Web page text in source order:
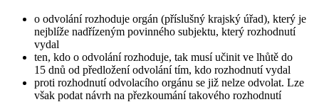
o odvolání rozhoduje orgán (příslušný krajský úřad), který je
nejblíže nadřízeným povinného subjektu, který rozhodnutí
vydal
ten, kdo o odvolání rozhoduje, tak musí učinit ve lhůtě do
15 dnů od předložení odvolání tím, kdo rozhodnutí vydal
proti rozhodnutí odvolacího orgánu se již nelze odvolat. Lze
však podat návrh na přezkoumání takového rozhodnutí